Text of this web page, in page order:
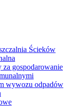
Ścieków
za gospodarowanie
wywozu odpadów